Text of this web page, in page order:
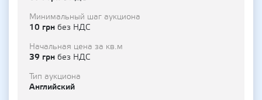
Минимальный шаг аукциона
10 грн без НДС
Начальная цена за кв.м
39 грн без НДС
Тип аукциона
Английский